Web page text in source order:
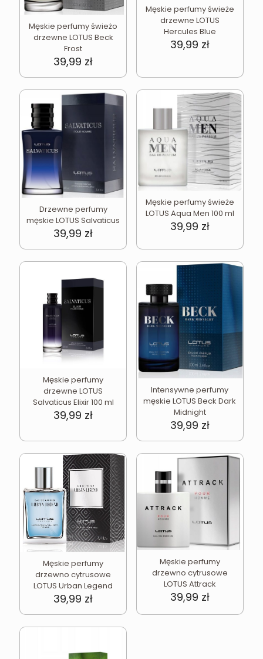
Męskie perfumy świeżo
drzewne LOTUS Beck
Frost
39,99 zł
Męskie perfumy świeże
drzewne LOTUS
Hercules Blue
39,99 zł
Drzewne perfumy
męskie LOTUS Salvaticus
39,99 zł
Męskie perfumy świeże
LOTUS Aqua Men 100 ml
39,99 zł
Męskie perfumy
drzewne LOTUS
Salvaticus Elixir 100 ml
39,99 zł
Intensywne perfumy
męskie LOTUS Beck Dark
Midnight
39,99 zł
Męskie perfumy
drzewno cytrusowe
LOTUS Urban Legend
39,99 zł
Męskie perfumy
drzewno cytrusowe
LOTUS Attrack
39,99 zł